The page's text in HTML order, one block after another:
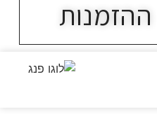
ההזמנות